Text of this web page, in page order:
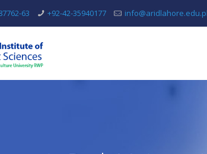
63 +92-42-35940177